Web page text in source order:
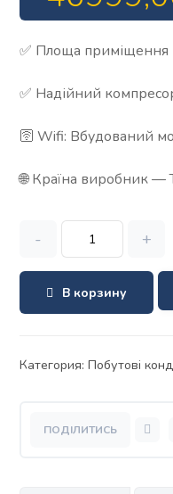
✅ Площа приміщення
✅ Надійний
🛜 Wifi: Вбудований
🌐 Країна виробник —
- +
В корзину
Категория:Побутові